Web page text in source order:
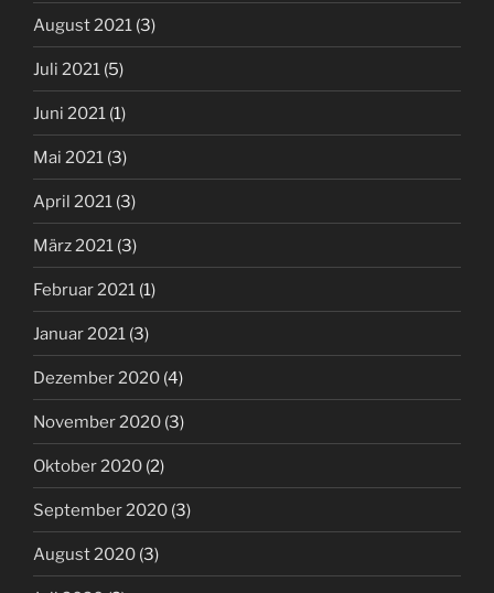
August 2021 (3)
Juli 2021 (5)
Juni 2021 (1)
Mai 2021 (3)
April 2021 (3)
März 2021 (3)
Februar 2021 (1)
Januar 2021 (3)
Dezember 2020 (4)
November 2020 (3)
Oktober 2020 (2)
September 2020 (3)
August 2020 (3)